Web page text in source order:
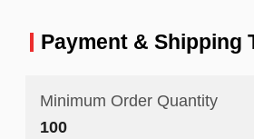
Payment & Shipping
Minimum Order Quantity
100